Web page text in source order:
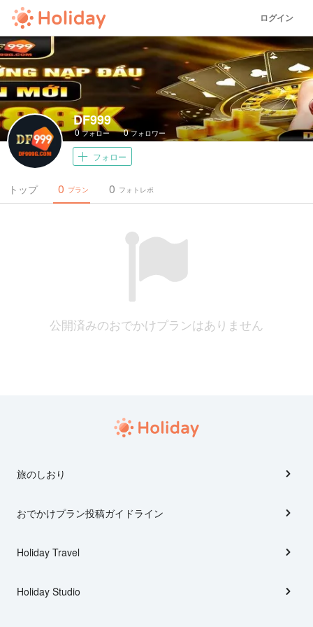
ログイン
DF999
0フォロー 0フォロワー
フォロー
トップ プラン
0 フォトレポ
0
公開済みのおでかけプランはありません
旅のしおり
おでかけプラン投稿ガイドライン
Holiday Travel
Holiday Studio